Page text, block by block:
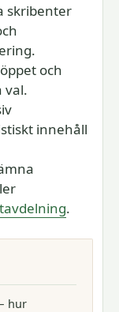
skribenter
och
val.
innehåll
.
hur